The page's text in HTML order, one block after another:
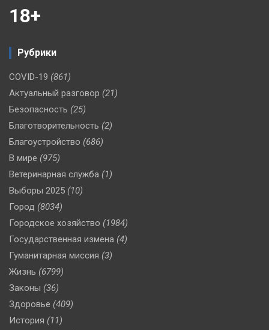
18+
Рубрики
COVID-19 (861)
Актуальный разговор (21)
Безопасность (25)
Благотворительность (2)
Благоустройство (686)
В мире (975)
Ветеринарная служба (1)
Выборы 2025 (10)
Город (8034)
Городское хозяйство (1984)
Государственная измена (4)
Гуманитарная миссия (3)
Жизнь (6799)
Законы (36)
Здоровье (409)
История (11)